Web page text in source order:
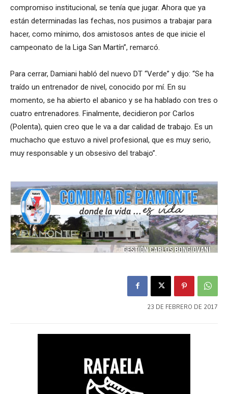
compromiso institucional, se tenía que jugar. Ahora que ya
están determinadas las fechas, nos pusimos a trabajar para
hacer, como mínimo, dos amistosos antes de que inicie el
campeonato de la Liga San Martín”, remarcó.
Para cerrar, Damiani habló del nuevo DT “Verde” y dijo: “Se ha
traído un entrenador de nivel, conocido por mí. En su
momento, se ha abierto el abanico y se ha hablado con tres o
cuatro entrenadores. Finalmente, decidieron por Carlos
(Polenta), quien creo que le va a dar calidad de trabajo. Es un
muchacho que estuvo a nivel profesional, que es muy serio,
muy responsable y un obsesivo del trabajo”.
23 DE FEBRERO DE 2017